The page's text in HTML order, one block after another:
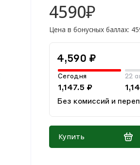
4590₽
Цена в бонусных баллах:
4,590 ₽
Сегодня
1,147.5 ₽
22
Без комиссий и
Купить